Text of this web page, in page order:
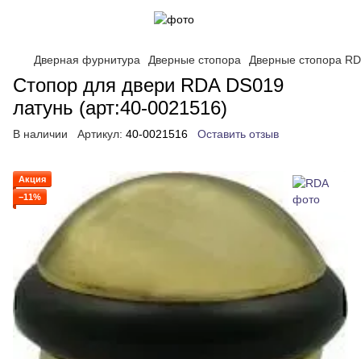
Дверная фурнитура Дверные стопора Дверные стопора
Стопор для двери RDA DS019
латунь (арт:40-0021516)
В наличии Артикул: 40-0021516 Оставить отзыв
Акция
−11%